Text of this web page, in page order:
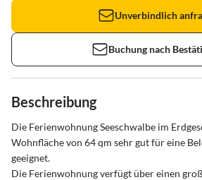
Unverbindlich
Buchung nach
Beschreibung
Die Ferienwohnung Seeschwalbe im
Wohnfläche von 64 qm sehr gut für eine
geeignet.
Die Ferienwohnung verfügt über einen